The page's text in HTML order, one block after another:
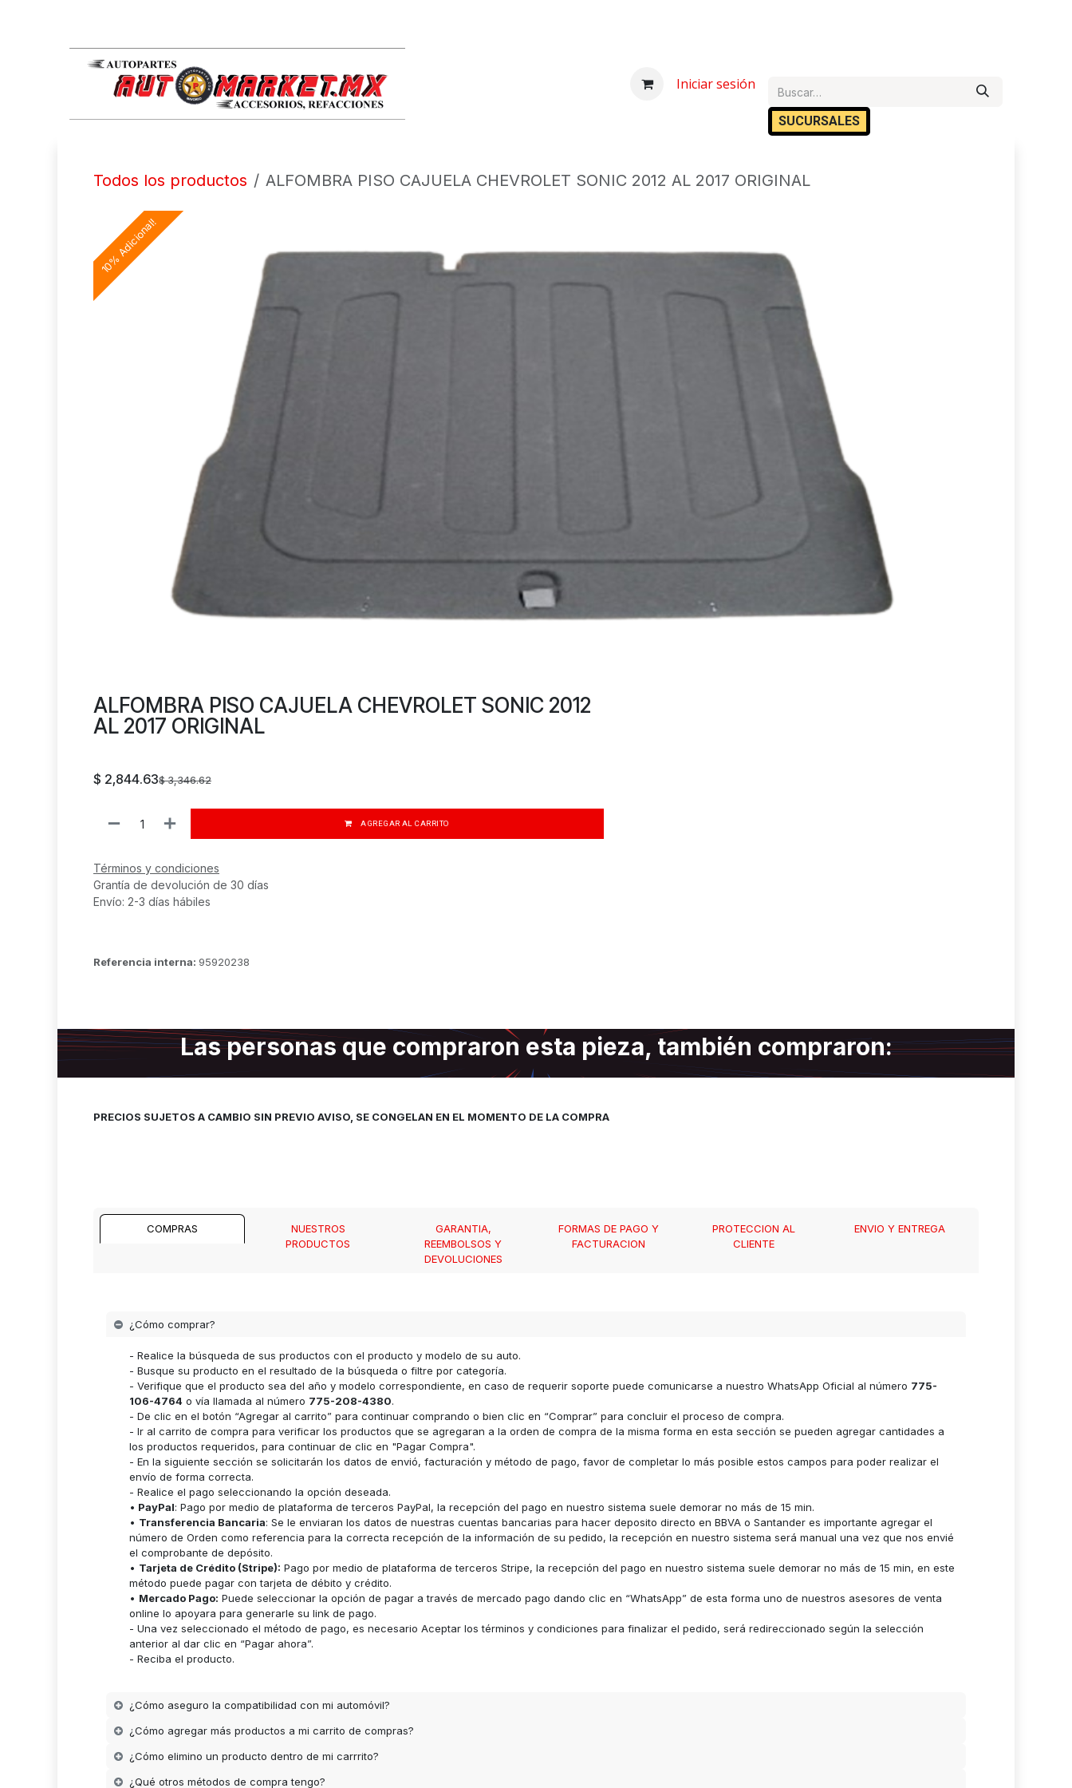
Centro de Ayuda Cita Contáctanos
Iniciar sesión
SUCURSA​​LES
Todos los productos ALFOMBRA PISO CAJUELA CHEVROLET SONIC 2012 AL 2017 ORIGINAL
10% Adicional!
ALFOMBRA PISO CAJUELA CHEVROLET SONIC 2012
AL 2017 ORIGINAL
$ 2,844.63$3,346.62
AGREGAR AL CARRITO
Términos y condiciones
Grantía de devolución de 30 días
Envío: 2-3 días hábiles
Referencia interna: 95920238
Las personas que compraron esta pieza, también compraron:
PRECIOS SUJETOS A CAMBIO SIN PREVIO AVISO, SE CONGELAN EN EL MOMENTO DE LA COMPRA
COMPRAS
NUESTROS
PRODUCTOS
GARANTIA,
REEMBOLSOS Y
DEVOLUCIONES
FORMAS DE PAGO Y
FACTURACION
PROTECCION AL
CLIENTE
ENVIO Y ENTREGA
¿Cómo comprar?
- Realice la búsqueda de sus productos con el producto y modelo de su auto.
- Busque su producto en el resultado de la búsqueda o filtre por categoría.
- Verifique que el producto sea del año y modelo correspondiente, en caso de requerir soporte puede comunicarse a nuestro WhatsApp Oficial al número 775-
106-4764 o vía llamada al número 775-208-4380.
- De clic en el botón “Agregar al carrito” para continuar comprando o bien clic en “Comprar” para concluir el proceso de compra.
- Ir al carrito de compra para verificar los productos que se agregaran a la orden de compra de la misma forma en esta sección se pueden agregar cantidades a
los productos requeridos, para continuar de clic en "Pagar Compra".
- En la siguiente sección se solicitarán los datos de envió, facturación y método de pago, favor de completar lo más posible estos campos para poder realizar el
envío de forma correcta.
- Realice el pago seleccionando la opción deseada.
• PayPal: Pago por medio de plataforma de terceros PayPal, la recepción del pago en nuestro sistema suele demorar no más de 15 min.
• Transferencia Bancaria: Se le enviaran los datos de nuestras cuentas bancarias para hacer deposito directo en BBVA o Santander es importante agregar el
número de Orden como referencia para la correcta recepción de la información de su pedido, la recepción en nuestro sistema será manual una vez que nos envié
el comprobante de depósito.
• Tarjeta de Crédito (Stripe): Pago por medio de plataforma de terceros Stripe, la recepción del pago en nuestro sistema suele demorar no más de 15 min, en este
método puede pagar con tarjeta de débito y crédito.
• Mercado Pago: Puede seleccionar la opción de pagar a través de mercado pago dando clic en “WhatsApp” de esta forma uno de nuestros asesores de venta
online lo apoyara para generarle su link de pago.
- Una vez seleccionado el método de pago, es necesario Aceptar los términos y condiciones para finalizar el pedido, será redireccionado según la selección
anterior al dar clic en “Pagar ahora”.
- Reciba el producto.
¿Cómo aseguro la compatibilidad con mi automóvil?
¿Cómo agregar más productos a mi carrito de compras?
¿Cómo elimino un producto dentro de mi carrrito?
¿Qué otros métodos de compra tengo?